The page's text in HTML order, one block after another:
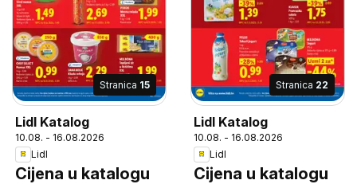
Stranica 15
Lidl Katalog
10.08. - 16.08.2026
Lidl
Cijena u katalogu
Stranica 22
Lidl Katalog
10.08. - 16.08.2026
Lidl
Cijena u katalogu